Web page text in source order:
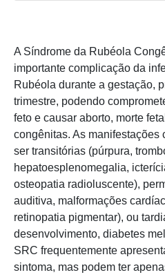
A Síndrome da Rubéola
importante complicação da
Rubéola durante a gestação,
trimestre, podendo
feto e causar aborto, morte
congênitas. As
ser transitórias (púrpura,
hepatoesplenomegalia,
osteopatia radioluscente),
auditiva, malformações
retinopatia pigmentar), ou
desenvolvimento, diabetes
SRC frequentemente
sintoma, mas podem ter